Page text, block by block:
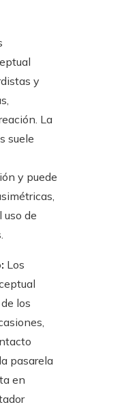
y
La
suele
y puede
uso de
Los
los
pasarela
en